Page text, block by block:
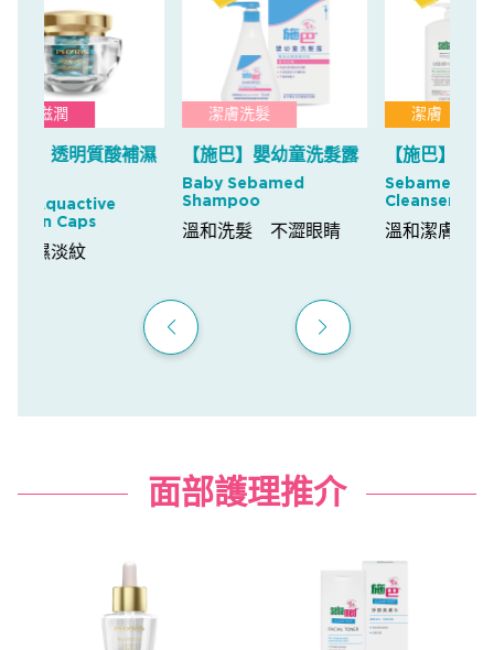
【施巴】嬰幼童洗髮露
Shampoo
溫和洗髮 不澀眼睛
【施巴】潔膚浴露
Sebamed Liquid
Cleanser
溫和潔膚
面部護理推介